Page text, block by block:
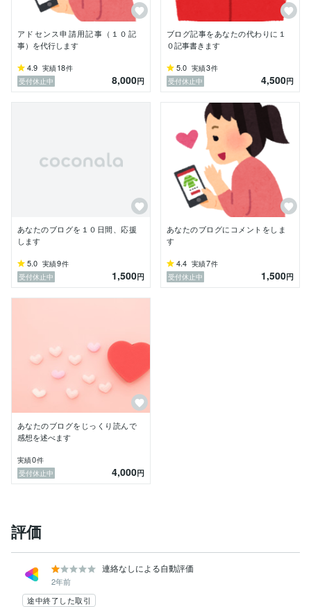
アドセンス申請用記事（１０記
事）を代行します
4.9 実績18件
受付休止中
8,000円
ブログ記事をあなたの代わりに１
０記事書きます
5.0 実績3件
受付休止中
4,500円
あなたのブログを１０日間、応援
します
5.0 実績9件
受付休止中
1,500円
あなたのブログにコメントをしま
す
4.4 実績7件
受付休止中
1,500円
あなたのブログをじっくり読んで
感想を述べます
実績0件
受付休止中
4,000円
評価
連絡なしによる自動評価
2年前
途中終了した取引